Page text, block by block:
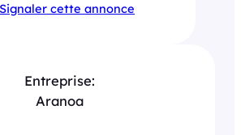
Signaler cette annonce
Entreprise:
Aranoa